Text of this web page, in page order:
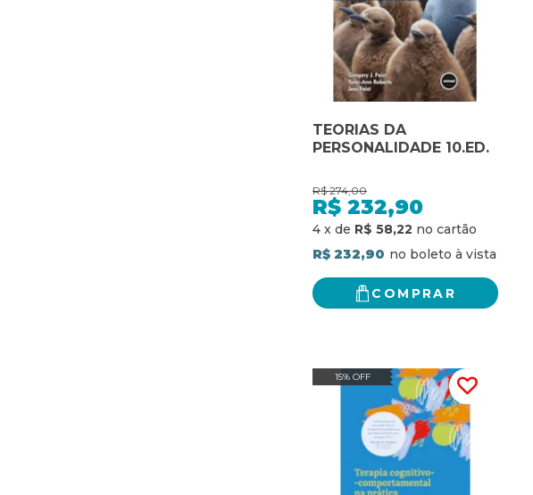
TEORIAS DA
PERSONALIDADE 10.ED.
R$ 274,00
R$ 232,90
4 x de R$ 58,22
R$ 232,90
COMPRAR
15% OFF